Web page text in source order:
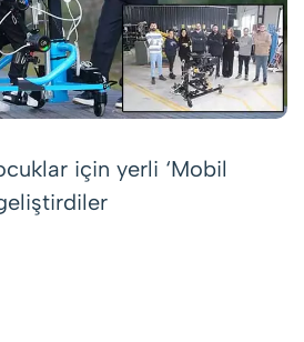
için yerli ‘Mobil